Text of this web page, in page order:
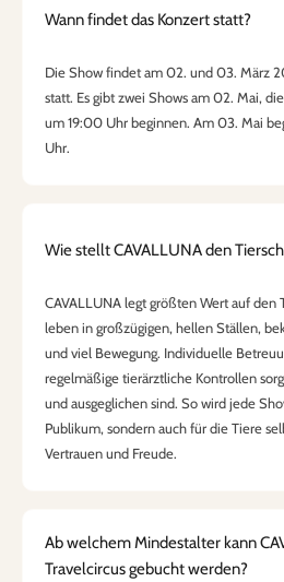
Wann findet das Konzert statt?
Die Show findet am 02. und 03. März
statt. Es gibt zwei Shows am 02. Mai,
um 19:00 Uhr beginnen. Am 03. Mai
Uhr.
Wie stellt CAVALLUNA den
CAVALLUNA legt größten Wert auf den
leben in großzügigen, hellen Ställen,
und viel Bewegung. Individuelle
regelmäßige tierärztliche Kontrollen
und ausgeglichen sind. So wird jede
Publikum, sondern auch für die Tiere
Vertrauen und Freude.
Ab welchem Mindestalter kann
Travelcircus gebucht werden?